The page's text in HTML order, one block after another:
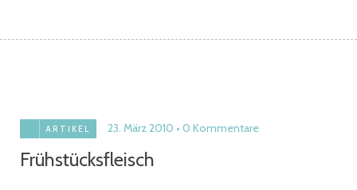
ARTIKEL 23. März 2010 0 Kommentare
Frühstücksfleisch